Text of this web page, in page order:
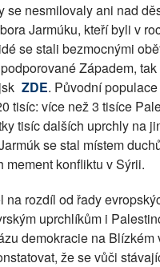
se nesmilovaly ani nad
Jarmúku, kteří byli v
se stali bezmocnými
Západem,
ZDE. Původní
tisíc: více než 3 tisíce
tisíc dalších uprchly na
se stal místem
mement konfliktu v Sýrii.
na rozdíl od řady
uprchlíkům i
demokracie na
že se vůči